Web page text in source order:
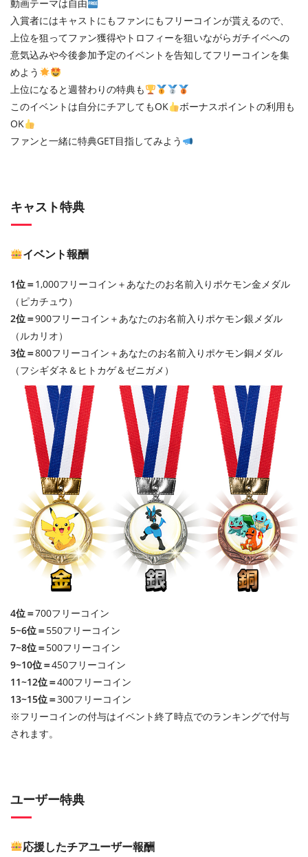
動画テーマは自由
入賞者にはキャストにもファンにもフリーコインが貰えるので、
上位を狙ってファン獲得やトロフィーを狙いながらガチイベへの
意気込みや今後参加予定のイベントを告知してフリーコインを集
めよう
上位になると週替わりの特典も
このイベントは自分にチアしてもOK
ボーナスポイントの利用も
OK
ファンと一緒に特典GET目指してみよう
キャスト特典
イベント報酬
1位＝1,000フリーコイン＋あなたのお名前入りポケモン金メダル
（ピカチュウ）
2位＝900フリーコイン＋あなたのお名前入りポケモン銀メダル
（ルカリオ）
3位＝800フリーコイン＋あなたのお名前入りポケモン銅メダル
（フシギダネ＆ヒトカゲ＆ゼニガメ）
4位＝700フリーコイン
5~6位＝550フリーコイン
7~8位＝500フリーコイン
9~10位＝450フリーコイン
11~12位＝400フリーコイン
13~15位＝300フリーコイン
※フリーコインの付与はイベント終了時点でのランキングで付与
されます。
ユーザー特典
応援したチアユーザー報酬